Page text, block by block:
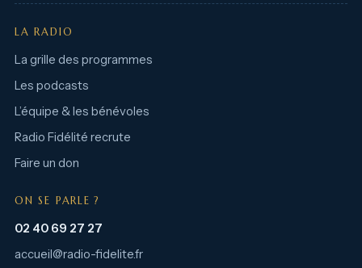
LA RADIO
La grille des programmes
Les podcasts
L’équipe & les bénévoles
Radio Fidélité recrute
Faire un don
ON SE PARLE ?
02 40 69 27 27
accueil@radio-fidelite.fr